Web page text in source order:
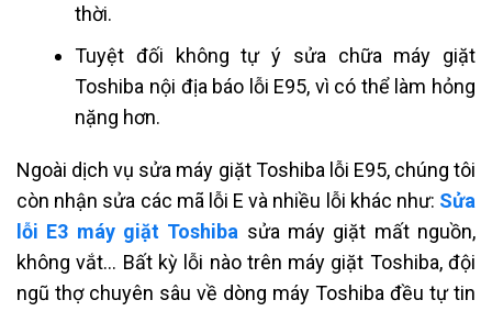
thời.
Tuyệt đối không tự ý sửa chữa máy giặt
Toshiba nội địa báo lỗi E95, vì có thể làm hỏng
nặng hơn.
Ngoài dịch vụ sửa máy giặt Toshiba lỗi E95, chúng tôi
còn nhận sửa các mã lỗi E và nhiều lỗi khác như: Sửa
lỗi E3 máy giặt Toshiba sửa máy giặt mất nguồn,
không vắt… Bất kỳ lỗi nào trên máy giặt Toshiba, đội
ngũ thợ chuyên sâu về dòng máy Toshiba đều tự tin